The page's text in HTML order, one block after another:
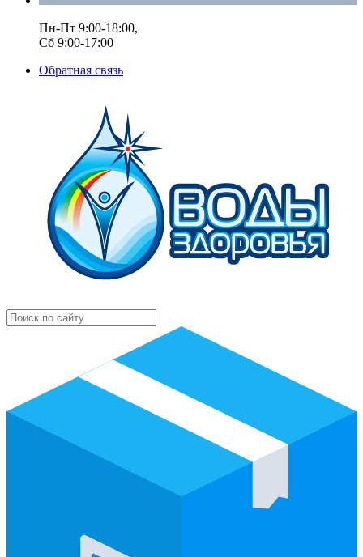
Пн-Пт 9:00-18:00,
Сб 9:00-17:00
Обратная связь